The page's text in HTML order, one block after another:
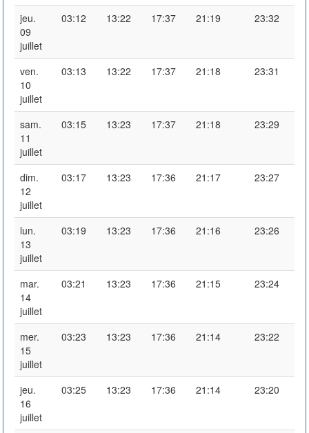
jeu.
09
juillet
03:12 13:22 17:37 21:19 23:32
ven.
10
juillet
03:13 13:22 17:37 21:18 23:31
sam.
11
juillet
03:15 13:23 17:37 21:18 23:29
dim.
12
juillet
03:17 13:23 17:36 21:17 23:27
lun.
13
juillet
03:19 13:23 17:36 21:16 23:26
mar.
14
juillet
03:21 13:23 17:36 21:15 23:24
mer.
15
juillet
03:23 13:23 17:36 21:14 23:22
jeu.
16
juillet
03:25 13:23 17:36 21:14 23:20